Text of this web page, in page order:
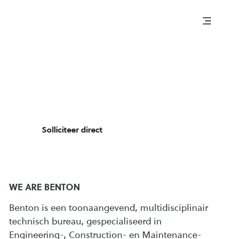
Solliciteer direct
WE ARE BENTON
Benton is een toonaangevend, multidisciplinair
technisch bureau, gespecialiseerd in
Engineering-, Construction- en Maintenance-